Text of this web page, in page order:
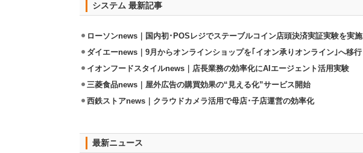
システム 最新記事
ローソンnews｜国内初･POSレジでステーブルコイン店頭決済実証実験を実施
ダイエーnews｜9月からオンラインショップを｢イオン承りオンライン｣へ移行
イオンフードスタイルnews｜店長業務の効率化にAIエージェント活用実験
三菱食品news｜屋外広告の購買効果の“見える化”サービス開始
西鉄ストアnews｜クラウドカメラ活用で母店･子店運営の効率化
最新ニュース